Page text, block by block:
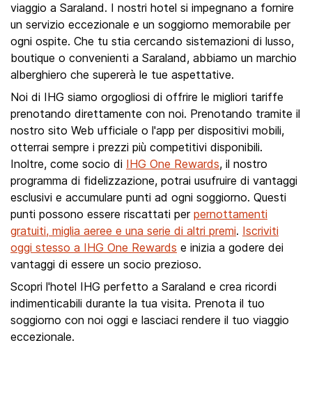
viaggio a Saraland. I nostri hotel si impegnano a fornire
un servizio eccezionale e un soggiorno memorabile per
ogni ospite. Che tu stia cercando sistemazioni di lusso,
boutique o convenienti a Saraland, abbiamo un marchio
alberghiero che supererà le tue aspettative.
Noi di IHG siamo orgogliosi di offrire le migliori tariffe
prenotando direttamente con noi. Prenotando tramite il
nostro sito Web ufficiale o l'app per dispositivi mobili,
otterrai sempre i prezzi più competitivi disponibili.
Inoltre, come socio di IHG One Rewards, il nostro
programma di fidelizzazione, potrai usufruire di vantaggi
esclusivi e accumulare punti ad ogni soggiorno. Questi
punti possono essere riscattati per pernottamenti
gratuiti, miglia aeree e una serie di altri premi. Iscriviti
oggi stesso a IHG One Rewards e inizia a godere dei
vantaggi di essere un socio prezioso.
Scopri l'hotel IHG perfetto a Saraland e crea ricordi
indimenticabili durante la tua visita. Prenota il tuo
soggiorno con noi oggi e lasciaci rendere il tuo viaggio
eccezionale.